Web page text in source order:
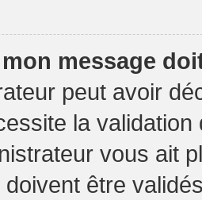
message
peut avoir
la
vous ait
être